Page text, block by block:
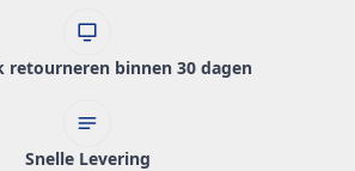
retourneren binnen 30 dagen
Snelle Levering